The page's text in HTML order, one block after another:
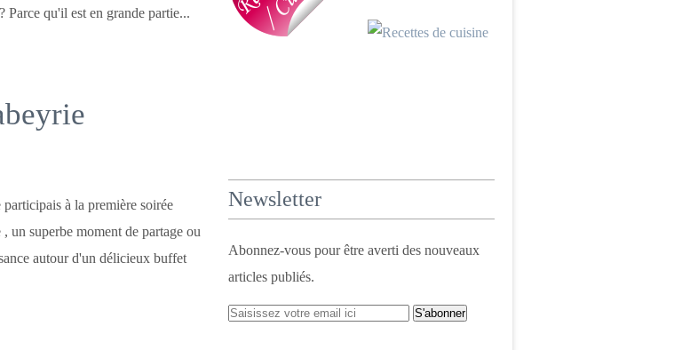
Parce qu'il est en grande partie...
à la première soirée
un superbe moment de partage ou
autour d'un délicieux buffet
Newsletter
Abonnez-vous pour être averti des nouveaux
articles publiés.